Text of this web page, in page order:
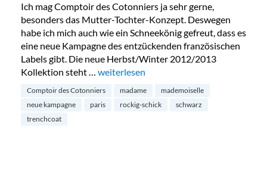
Ich mag Comptoir des Cotonniers ja sehr gerne,
besonders das Mutter-Tochter-Konzept. Deswegen
habe ich mich auch wie ein Schneekönig gefreut, dass es
eine neue Kampagne des entzückenden französischen
Labels gibt. Die neue Herbst/Winter 2012/2013
Kollektion steht … „Neue Kampagne von Comptoir des
weiterlesen
Comptoir des Cotonniers madame
mademoiselle
neue kampagne
paris rockig-schick
schwarz
trenchcoat